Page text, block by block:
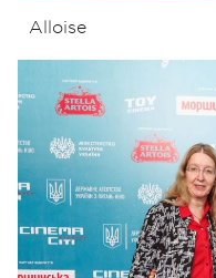
Alloise